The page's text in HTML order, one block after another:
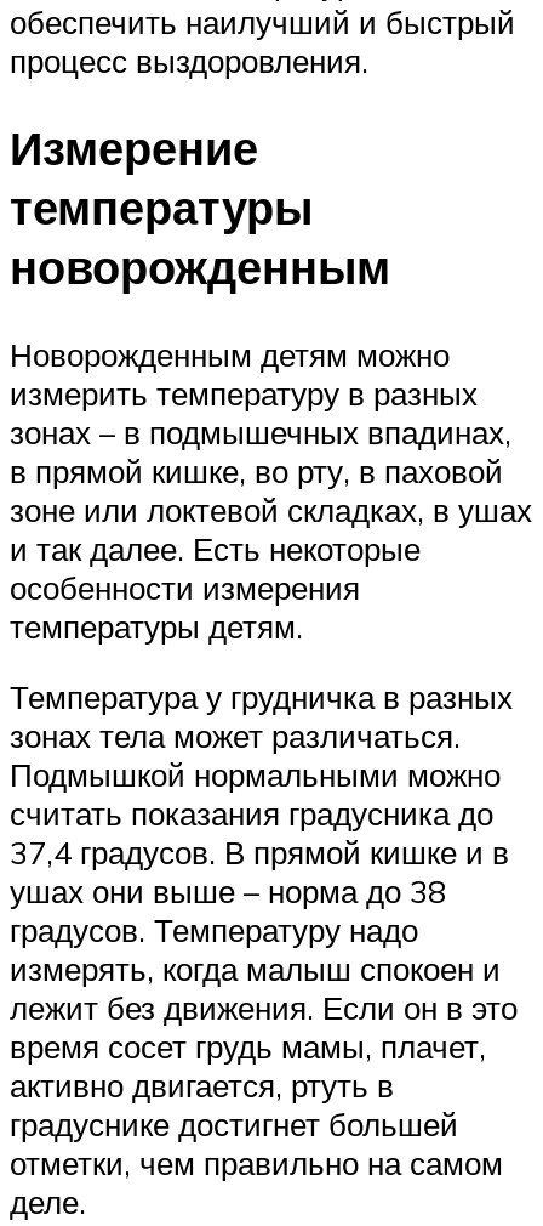
обеспечить наилучший и быстрый
процесс выздоровления.
Измерение
температуры
новорожденным
Новорожденным детям можно
измерить температуру в разных
зонах – в подмышечных впадинах,
в прямой кишке, во рту, в паховой
зоне или локтевой складках, в ушах
и так далее. Есть некоторые
особенности измерения
температуры детям.
Температура у грудничка в разных
зонах тела может различаться.
Подмышкой нормальными можно
считать показания градусника до
37,4 градусов. В прямой кишке и в
ушах они выше – норма до 38
градусов. Температуру надо
измерять, когда малыш спокоен и
лежит без движения. Если он в это
время сосет грудь мамы, плачет,
активно двигается, ртуть в
градуснике достигнет большей
отметки, чем правильно на самом
деле.